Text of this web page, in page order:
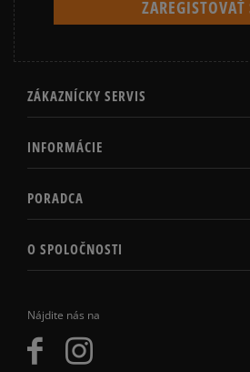
Nájdite nás na
ZÁKAZNÍCKY SERVIS
INFORMÁCIE
PORADCA
O SPOLOČNOSTI